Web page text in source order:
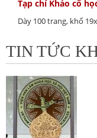
Tạp chí Khảo cổ
Dày 100 trang, khổ
TIN TỨC